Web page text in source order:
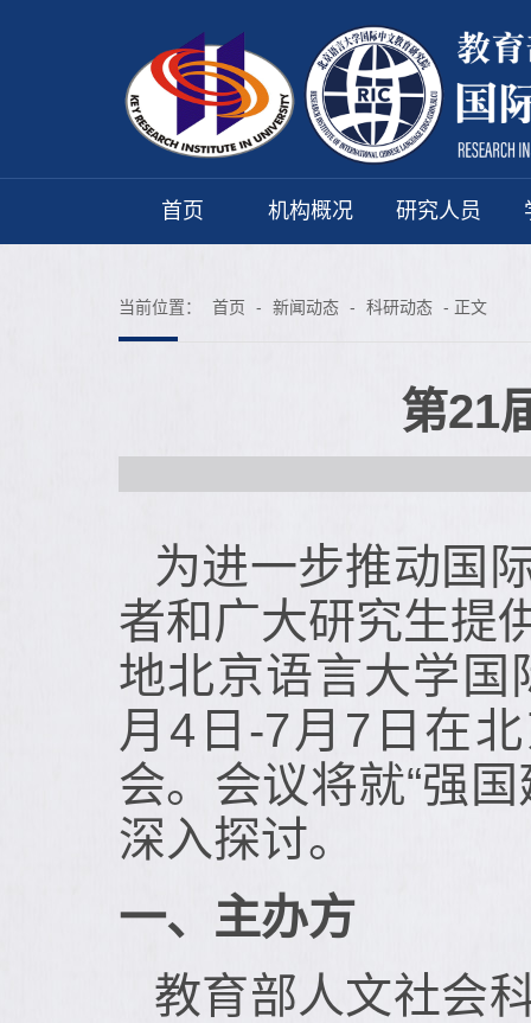
首页 机构概况 研究人员
当前位置： 首页 - 新闻动态 - 科研动态 - 正文
第21
为进一步推动国
者和广大研究生提
地北京语言大学国
月4日-7月7日在
会。会议将就“强
深入探讨。
一、主办方
教育部人文社会